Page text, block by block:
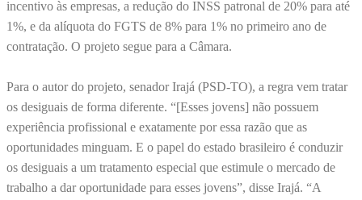
incentivo às empresas, a redução do INSS patronal de 20% para até
1%, e da alíquota do FGTS de 8% para 1% no primeiro ano de
contratação. O projeto segue para a Câmara.
Para o autor do projeto, senador Irajá (PSD-TO), a regra vem tratar
os desiguais de forma diferente. “[Esses jovens] não possuem
experiência profissional e exatamente por essa razão que as
oportunidades minguam. E o papel do estado brasileiro é conduzir
os desiguais a um tratamento especial que estimule o mercado de
trabalho a dar oportunidade para esses jovens”, disse Irajá. “A